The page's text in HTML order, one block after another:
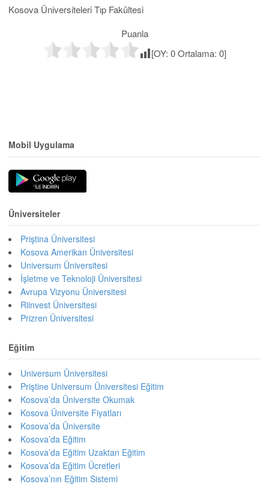
Kosova Üniversiteleri Tıp Fakültesi
Puanla
[OY: 0Ortalama: 0]
Mobil Uygulama
Üniversiteler
Priştina Üniversitesi
Kosova Amerikan Üniversitesi
Universum Üniversitesi
İşletme ve Teknoloji Üniversitesi
Avrupa Vizyonu Üniversitesi
Riinvest Üniversitesi
Prizren Üniversitesi
Eğitim
Universum Üniversitesi
Priştine Universum Üniversitesi Eğitim
Kosova’da Üniversite Okumak
Kosova Üniversite Fiyatları
Kosova’da Üniversite
Kosova’da Eğitim
Kosova’da Eğitim Uzaktan Eğitim
Kosova’da Eğitim Ücretleri
Kosova’nın Eğitim Sistemi